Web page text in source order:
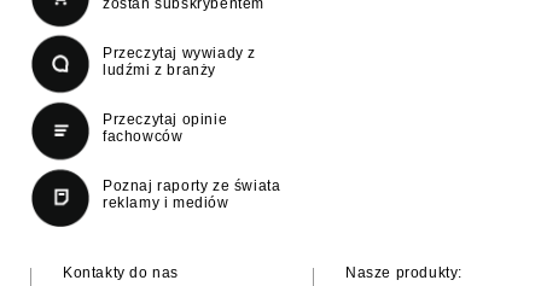
zostań subskrybentem
Przeczytaj wywiady z
ludźmi z branży
Przeczytaj opinie
fachowców
Poznaj raporty ze świata
reklamy i mediów
Kontakty do nas
Nasze produkty: